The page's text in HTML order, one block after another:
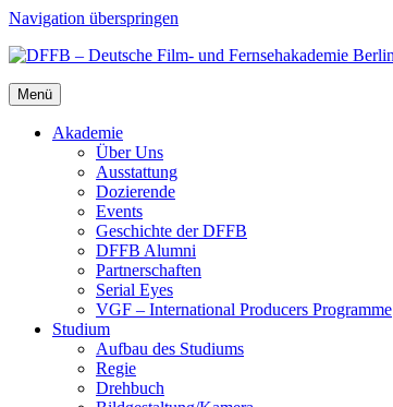
Navigation überspringen
Menü
Aka­de­mie
Über Uns
Aus­stat­tung
Dozie­ren­de
Events
Geschich­te der DFFB
DFFB Alum­ni
Part­ner­schaf­ten
Seri­al Eyes
VGF – Inter­na­tio­nal Pro­du­cers Pro­gram­me
Stu­di­um
Auf­bau des Stu­di­ums
Regie
Dreh­buch